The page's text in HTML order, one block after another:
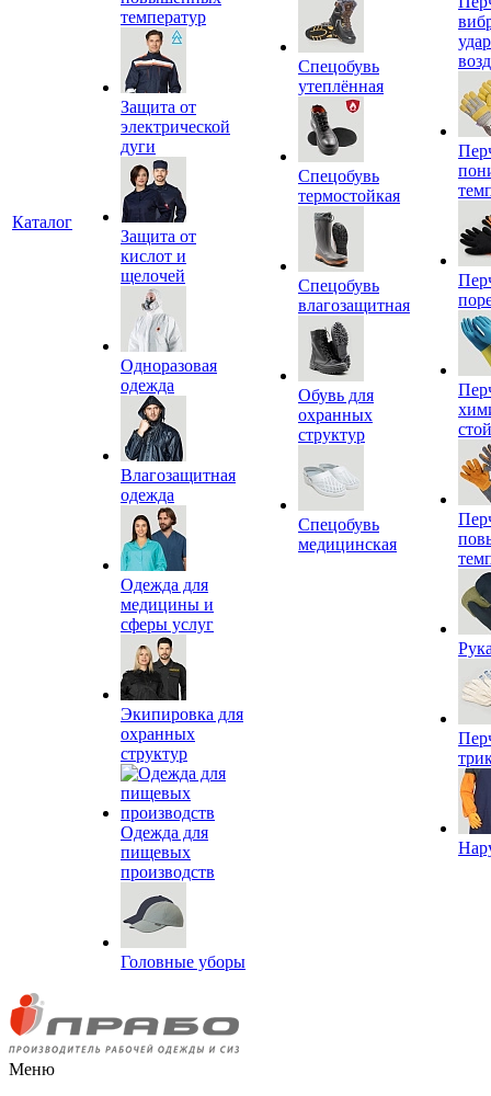
Каталог
температур
Защита от
электрической
дуги
Защита от
кислот и
щелочей
Одноразовая
одежда
Влагозащитная
одежда
Одежда для
медицины и
сферы услуг
Экипировка для
охранных
структур
Одежда для
пищевых
производств
Головные уборы
Спецобувь
утеплённая
Спецобувь
термостойкая
Спецобувь
влагозащитная
Обувь для
охранных
структур
Спецобувь
медицинская
Меню